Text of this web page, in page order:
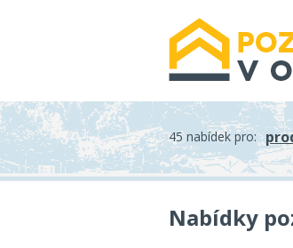
45 nabídek pro:
Nabídky